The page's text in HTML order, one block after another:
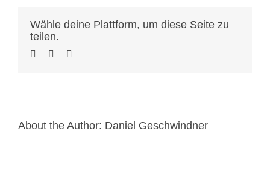
Wähle deine Plattform, um diese Seite zu
teilen.
About the Author: Daniel Geschwindner